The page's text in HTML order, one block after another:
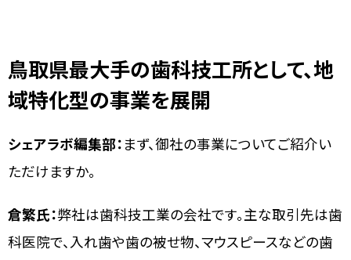
鳥取県最大手の歯科技工所として、地
域特化型の事業を展開
シェアラボ編集部： まず、御社の事業についてご紹介い
ただけますか。
倉繁氏：弊社は歯科技工業の会社です。主な取引先は歯
科医院で、入れ歯や歯の被せ物、マウスピースなどの歯